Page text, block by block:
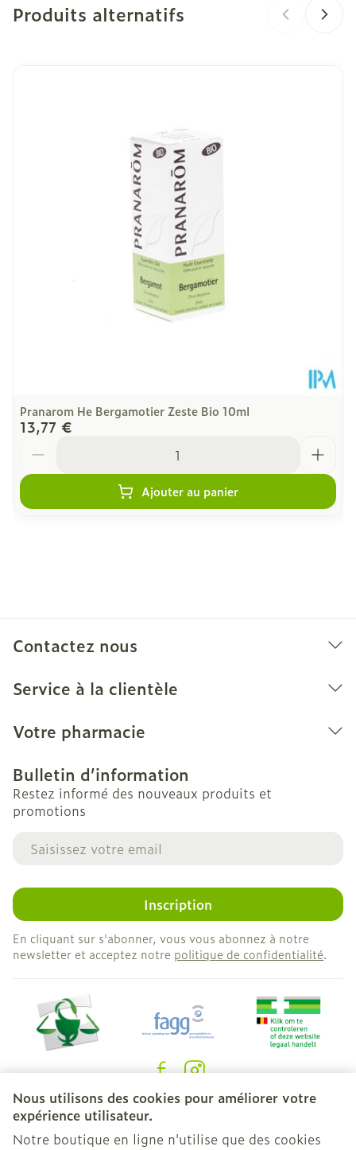
Nous utilisons des cookies pour améliorer votre
expérience utilisateur.
Notre boutique en ligne n'utilise que des cookies
Marques Sjankara
27 mm
Bio, Végétalien
Température ambiante (15°C -
25°C)
Produits alternatifs
Pranarom He Bergamotier Zeste Bio 10ml
13,77 €
Ajouter au panier
Contactez nous
Service à la clientèle
Votre pharmacie
Bulletin d’information
Restez informé des nouveaux produits et
promotions
Adresse mail
Inscription
En cliquant sur s'abonner, vous vous abonnez à notre
newsletter et acceptez notre politique de confidentialité.
Liens légaux